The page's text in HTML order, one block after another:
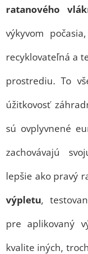
ratanového
výkyvom
recyklovateľná a
prostrediu. To
úžitkovosť
sú ovplyvnené
zachovávajú
lepšie ako pravý
výpletu,
pre aplikovaný
kvalite iných,